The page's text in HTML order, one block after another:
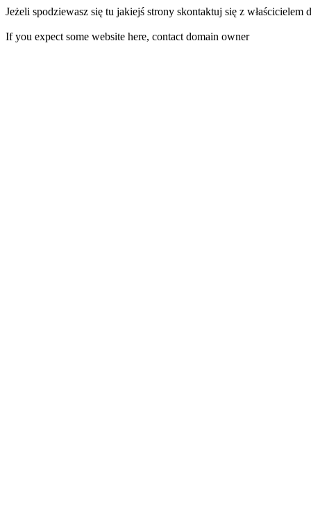
Jeżeli spodziewasz się tu jakiejś strony skontaktuj się z właścicielem
If you expect some website here, contact domain owner